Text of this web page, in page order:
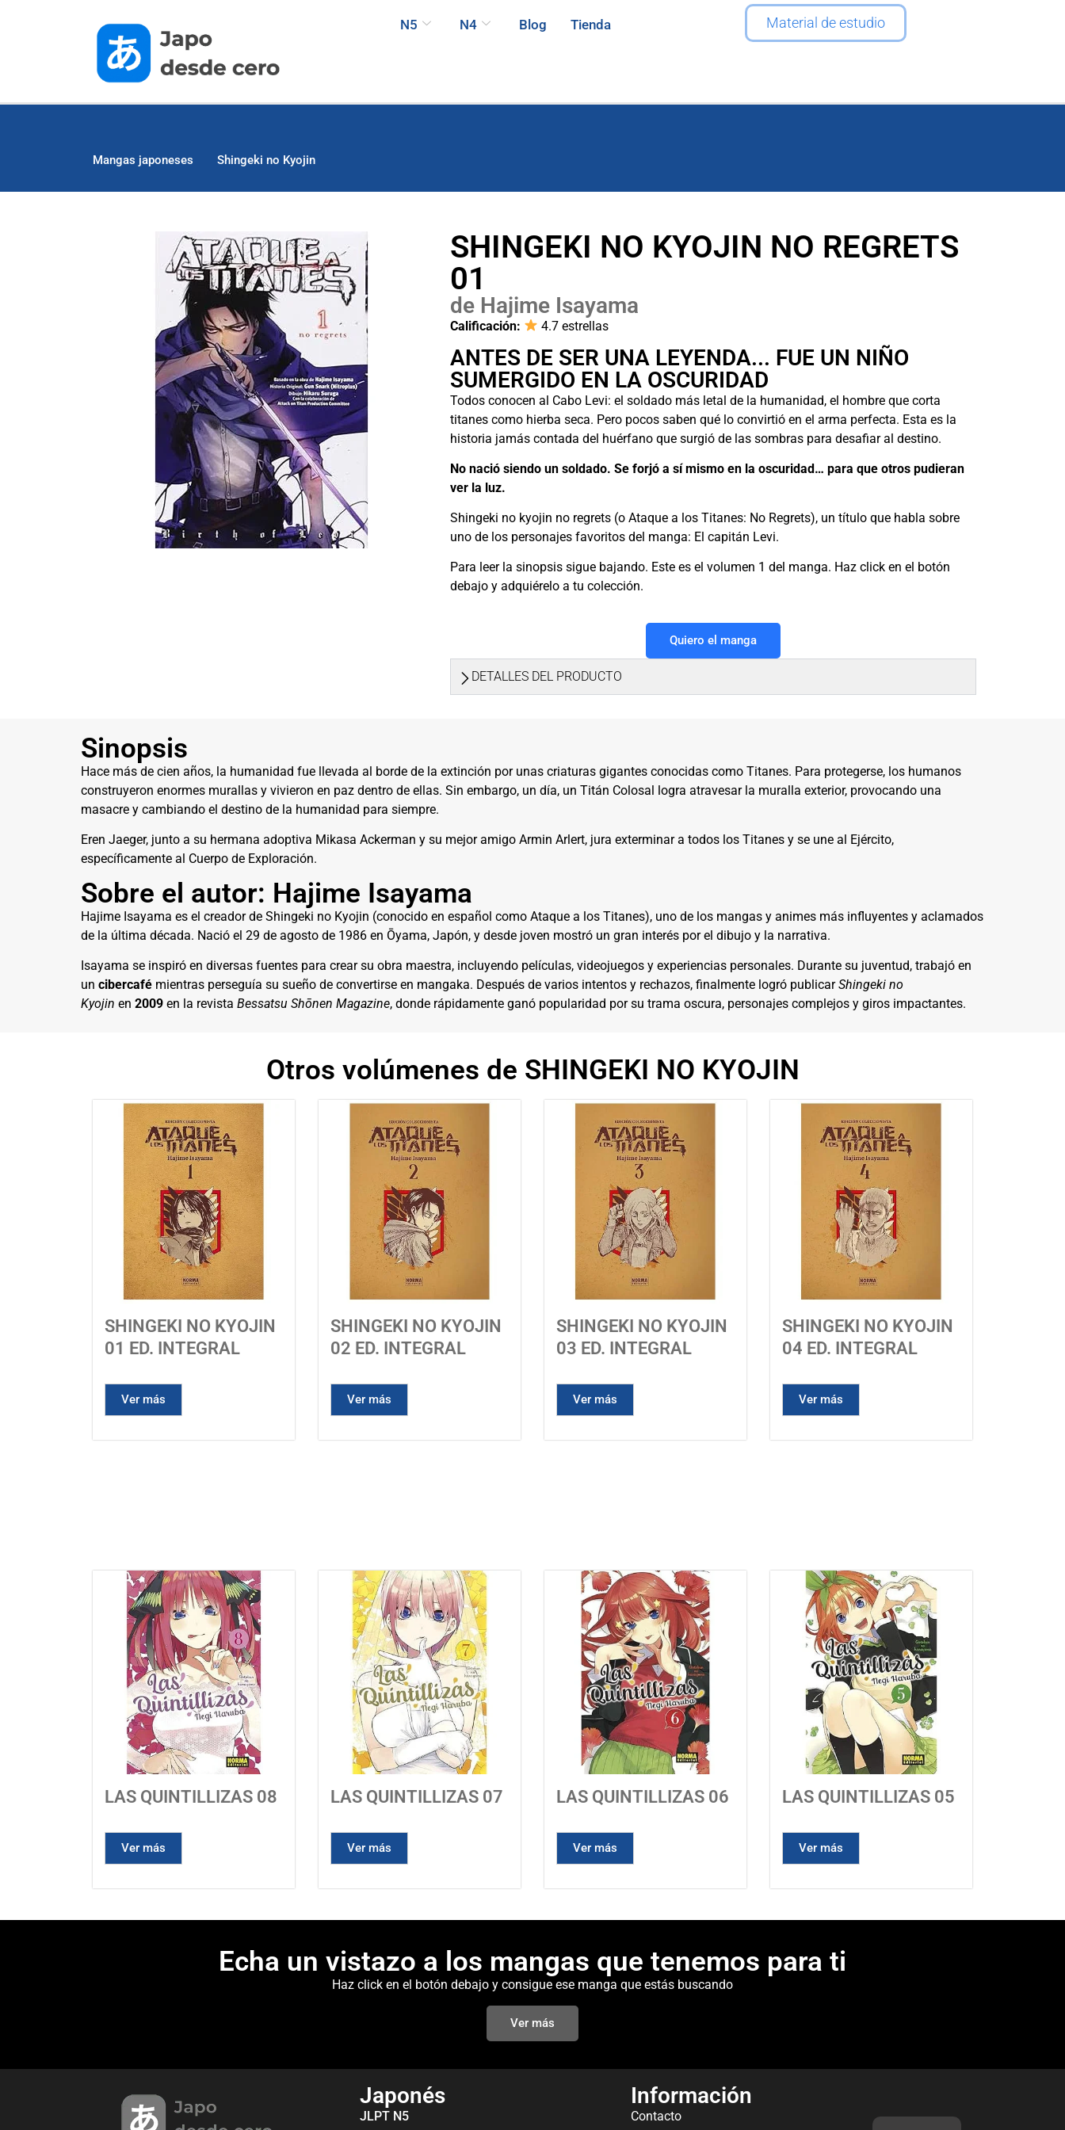
N5 N4 Blog Tienda Material de estudio
Mangas japoneses Shingeki no Kyojin
SHINGEKI NO KYOJIN NO REGRETS
01
de Hajime Isayama
Calificación: 4.7 estrellas
ANTES DE SER UNA LEYENDA... FUE UN NIÑO
SUMERGIDO EN LA OSCURIDAD
Todos conocen al Cabo Levi: el soldado más letal de la humanidad, el hombre que corta
titanes como hierba seca. Pero pocos saben qué lo convirtió en el arma perfecta. Esta es la
historia jamás contada del huérfano que surgió de las sombras para desafiar al destino.
No nació siendo un soldado. Se forjó a sí mismo en la oscuridad… para que otros pudieran
ver la luz.
Shingeki no kyojin no regrets (o Ataque a los Titanes: No Regrets), un título que habla sobre
uno de los personajes favoritos del manga: El capitán Levi.
Para leer la sinopsis sigue bajando. Este es el volumen 1 del manga. Haz click en el botón
debajo y adquiérelo a tu colección.
Quiero el manga
DETALLES DEL PRODUCTO
Sinopsis
Hace más de cien años, la humanidad fue llevada al borde de la extinción por unas criaturas gigantes conocidas como Titanes. Para protegerse, los humanos
construyeron enormes murallas y vivieron en paz dentro de ellas. Sin embargo, un día, un Titán Colosal logra atravesar la muralla exterior, provocando una
masacre y cambiando el destino de la humanidad para siempre.
Eren Jaeger, junto a su hermana adoptiva Mikasa Ackerman y su mejor amigo Armin Arlert, jura exterminar a todos los Titanes y se une al Ejército,
específicamente al Cuerpo de Exploración.
Sobre el autor: Hajime Isayama
Hajime Isayama es el creador de Shingeki no Kyojin (conocido en español como Ataque a los Titanes), uno de los mangas y animes más influyentes y aclamados
de la última década. Nació el 29 de agosto de 1986 en Ōyama, Japón, y desde joven mostró un gran interés por el dibujo y la narrativa.
Isayama se inspiró en diversas fuentes para crear su obra maestra, incluyendo películas, videojuegos y experiencias personales. Durante su juventud, trabajó en
un cibercafé mientras perseguía su sueño de convertirse en mangaka. Después de varios intentos y rechazos, finalmente logró publicarShingeki no
Kyojin en 2009 en la revista Bessatsu Shōnen Magazine, donde rápidamente ganó popularidad por su trama oscura, personajes complejos y giros impactantes.
Otros volúmenes de SHINGEKI NO KYOJIN
SHINGEKI NO KYOJIN
01 ED. INTEGRAL
Ver más
SHINGEKI NO KYOJIN
02 ED. INTEGRAL
Ver más
SHINGEKI NO KYOJIN
03 ED. INTEGRAL
Ver más
SHINGEKI NO KYOJIN
04 ED. INTEGRAL
Ver más
LAS QUINTILLIZAS 08
Ver más
LAS QUINTILLIZAS 07
Ver más
LAS QUINTILLIZAS 06
Ver más
LAS QUINTILLIZAS 05
Ver más
Echa un vistazo a los mangas que tenemos para ti
Haz click en el botón debajo y consigue ese manga que estás buscando
Ver más
Japonés
JLPT N5
Información
Contacto